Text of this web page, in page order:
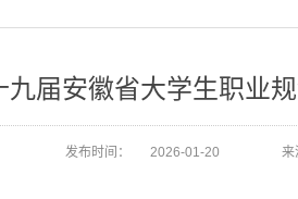
九届安徽省大学生职业
发布时间： 2026-01-20 来